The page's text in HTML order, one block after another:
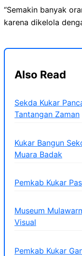
“Semakin banyak
karena dikelola
Also Read
Sekda Kukar
Tantangan Zaman
Kukar Bangun
Muara Badak
Pemkab Kukar
Museum
Visual
Pemkab Kukar